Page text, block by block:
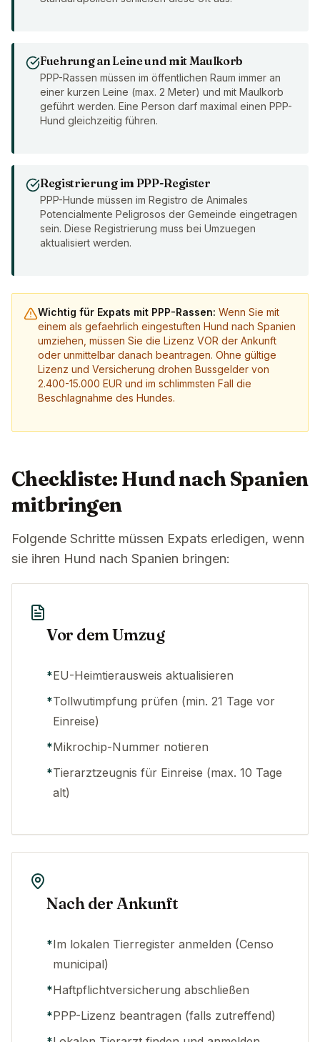
Fuehrung an Leine und mit Maulkorb
PPP-Rassen müssen im öffentlichen Raum immer an
einer kurzen Leine (max. 2 Meter) und mit Maulkorb
geführt werden. Eine Person darf maximal einen PPP-
Hund gleichzeitig führen.
Registrierung im PPP-Register
PPP-Hunde müssen im Registro de Animales
Potencialmente Peligrosos der Gemeinde eingetragen
sein. Diese Registrierung muss bei Umzuegen
aktualisiert werden.
Wichtig für Expats mit PPP-Rassen: Wenn Sie mit
einem als gefaehrlich eingestuften Hund nach Spanien
umziehen, müssen Sie die Lizenz VOR der Ankunft
oder unmittelbar danach beantragen. Ohne gültige
Lizenz und Versicherung drohen Bussgelder von
2.400-15.000 EUR und im schlimmsten Fall die
Beschlagnahme des Hundes.
Checkliste: Hund nach Spanien
mitbringen
Folgende Schritte müssen Expats erledigen, wenn
sie ihren Hund nach Spanien bringen:
Vor dem Umzug
*EU-Heimtierausweis aktualisieren
*Tollwutimpfung prüfen (min. 21 Tage vor
Einreise)
*Mikrochip-Nummer notieren
*Tierarztzeugnis für Einreise (max. 10 Tage
alt)
Nach der Ankunft
*Im lokalen Tierregister anmelden (Censo
municipal)
*Haftpflichtversicherung abschließen
*PPP-Lizenz beantragen (falls zutreffend)